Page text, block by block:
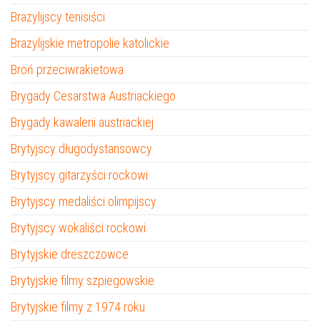
Brazylijscy tenisiści
Brazylijskie metropolie katolickie
Broń przeciwrakietowa
Brygady Cesarstwa Austriackiego
Brygady kawalerii austriackiej
Brytyjscy długodystansowcy
Brytyjscy gitarzyści rockowi
Brytyjscy medaliści olimpijscy
Brytyjscy wokaliści rockowi
Brytyjskie dreszczowce
Brytyjskie filmy szpiegowskie
Brytyjskie filmy z 1974 roku